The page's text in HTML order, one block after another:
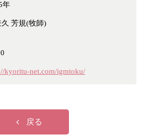
各種団体
年
久 芳規(牧師)
kyoritu-net.com/igmtoku/
戻る